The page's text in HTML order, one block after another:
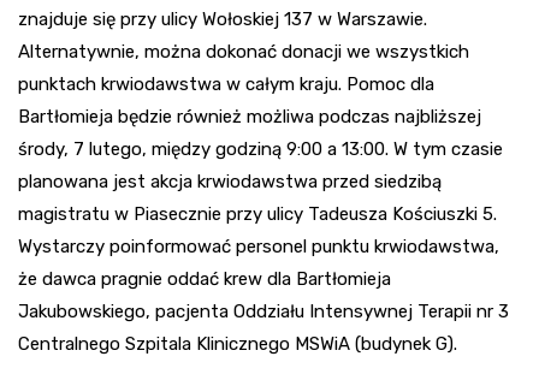
znajduje się przy ulicy Wołoskiej 137 w Warszawie.
Alternatywnie, można dokonać donacji we wszystkich
punktach krwiodawstwa w całym kraju. Pomoc dla
Bartłomieja będzie również możliwa podczas najbliższej
środy, 7 lutego, między godziną 9:00 a 13:00. W tym czasie
planowana jest akcja krwiodawstwa przed siedzibą
magistratu w Piasecznie przy ulicy Tadeusza Kościuszki 5.
Wystarczy poinformować personel punktu krwiodawstwa,
że dawca pragnie oddać krew dla Bartłomieja
Jakubowskiego, pacjenta Oddziału Intensywnej Terapii nr 3
Centralnego Szpitala Klinicznego MSWiA (budynek G).